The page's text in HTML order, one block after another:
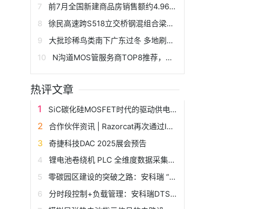
前7月全国新建商品房销售额约4.96万亿元，待售面积较6月末减少
徐民高速跨S518立交桥钢混组合梁架设全面启动
大批珍稀鸟类南下广东过冬 多地刷新观测纪录,大批珍稀鸟类南下广东过冬 多地刷新观测纪录
N沟道MOS管服务商TOP8推荐，助力功率半导体产业链稳定升级
热评文章
SiC碳化硅MOSFET时代的驱动供电解决方案：基本BTP1521P电源芯片
合作伙伴资讯 | Razorcat再次通过ISO 9001质量管理体系认证，龙智持续为您保障高质量测试工具与服务
奇捷科技DAC 2025展会预告
锂电池卷绕机 PLC 全维度数据采集与物联网协同优化解决方案
零碳园区建设的突破之路：安科瑞 “云边端” 一体化解决方案
分时段控制+负载管理：安科瑞DTSY1352预付费电表的智能化用电解决方案